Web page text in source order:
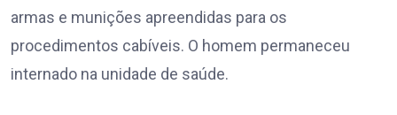
armas e munições apreendidas para os
procedimentos cabíveis. O homem permaneceu
internado na unidade de saúde.